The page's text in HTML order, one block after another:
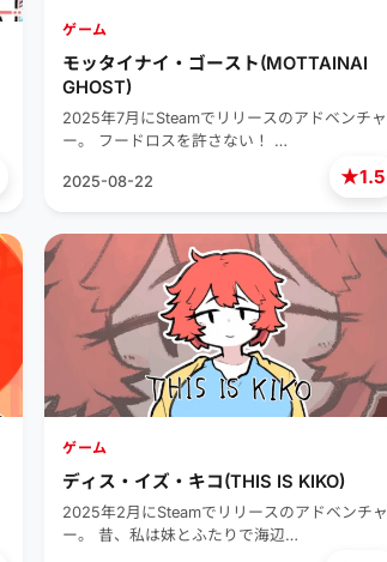
★1.5
ゲーム
モッタイナイ・ゴースト(MOTTAINAI
GHOST)
2025年7月にSteamでリリースのアドベンチャ
ー。 フードロスを許さない！ …
2025-08-22
ゲーム
ディス・イズ・キコ(THIS IS KIKO)
2025年2月にSteamでリリースのアドベンチャ
ー。 昔、私は妹とふたりで海辺…